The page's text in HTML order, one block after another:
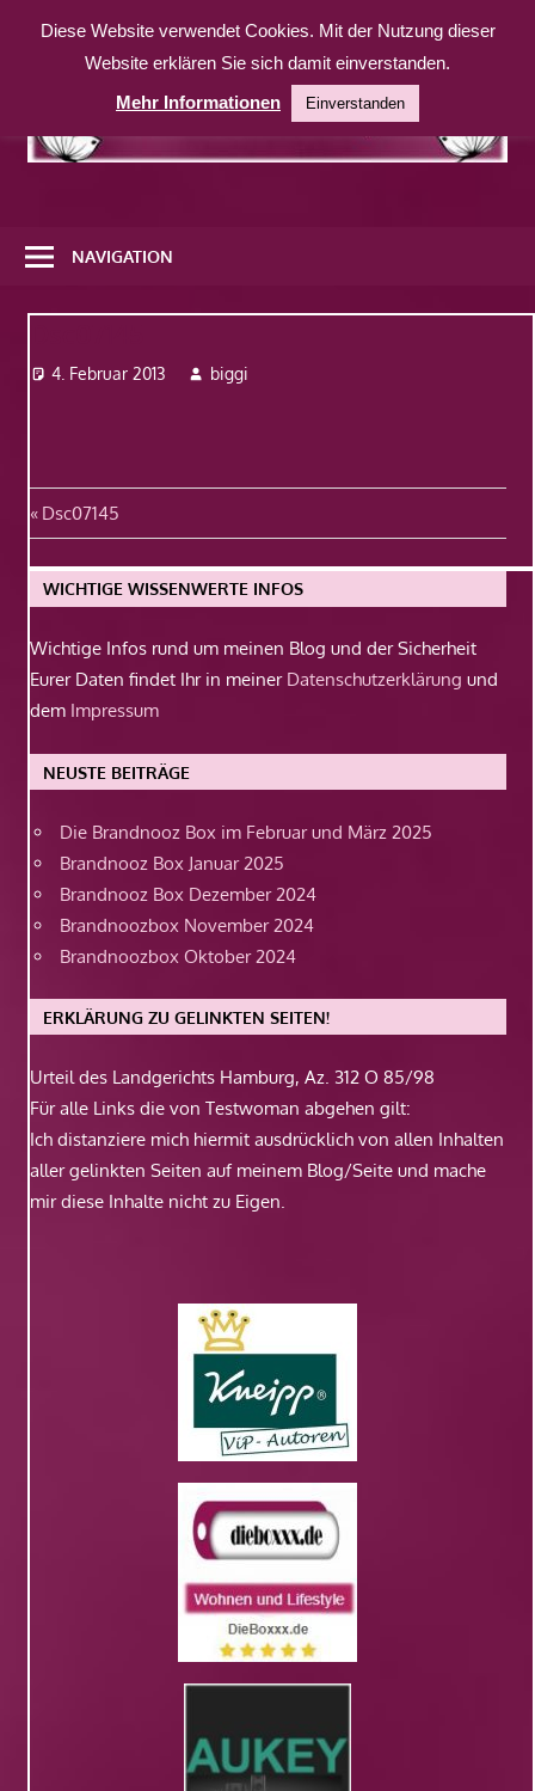
Inhalt
weitere
Website
NAVIGATION
4. Februar 2013 biggi
Beitragsnavigation
Vorheriger
Beitrag:
Dsc07145
WICHTIGE WISSENWERTE INFOS
Wichtige Infos rund um meinen Blog und der Sicherheit
Eurer Daten findet Ihr in meiner Datenschutzerklärung und
dem Impressum
NEUSTE BEITRÄGE
Die Brandnooz Box im Februar und März 2025
Brandnooz Box Januar 2025
Brandnooz Box Dezember 2024
Brandnoozbox November 2024
Brandnoozbox Oktober 2024
ERKLÄRUNG ZU GELINKTEN SEITEN!
Urteil des Landgerichts Hamburg, Az. 312 O 85/98
Für alle Links die von Testwoman abgehen gilt:
Ich distanziere mich hiermit ausdrücklich von allen Inhalten
aller gelinkten Seiten auf meinem Blog/Seite und mache
mir diese Inhalte nicht zu Eigen.
Diese Website verwendet Cookies. Mit der Nutzung dieser
Website erklären Sie sich damit einverstanden.
Mehr Informationen
Einverstanden